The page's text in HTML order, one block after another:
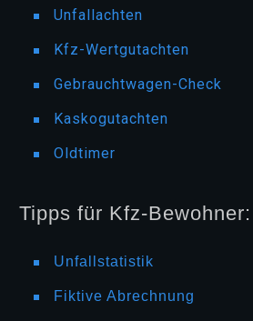
Unfallachten
Kfz-Wertgutachten
Gebrauchtwagen-Check
Kaskogutachten
Oldtimer
Tipps für Kfz-Bewohner:
Unfallstatistik
Fiktive Abrechnung